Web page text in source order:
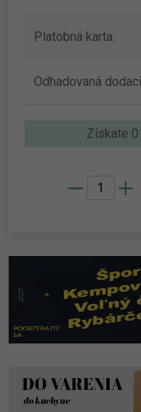
Platobná karta:
Odhadovaná
Získate